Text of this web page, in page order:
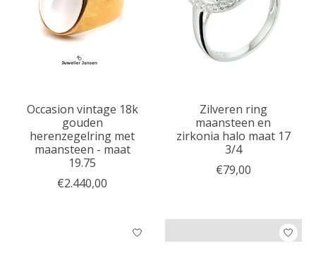
Occasion vintage 18k
gouden
herenzegelring met
maansteen - maat
19.75
€2.440,00
Zilveren ring
maansteen en
zirkonia halo maat 17
3/4
€79,00